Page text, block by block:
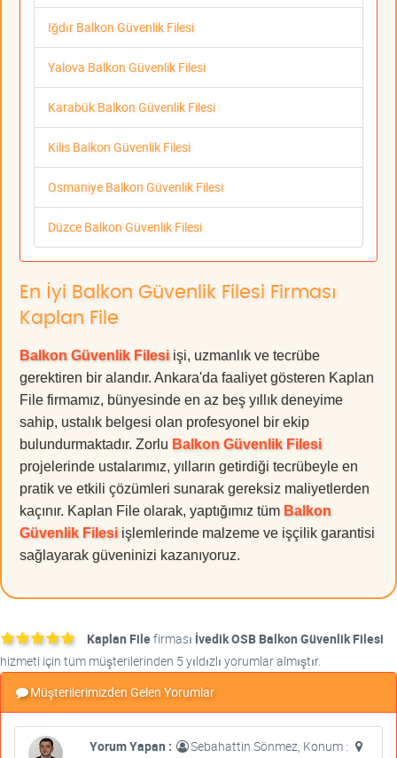
Iğdır Balkon Güvenlik Filesi
Yalova Balkon Güvenlik Filesi
Karabük Balkon Güvenlik Filesi
Kilis Balkon Güvenlik Filesi
Osmaniye Balkon Güvenlik Filesi
Düzce Balkon Güvenlik Filesi
En İyi Balkon Güvenlik Filesi Firması
Kaplan File
Balkon Güvenlik Filesi işi, uzmanlık ve tecrübe
gerektiren bir alandır. Ankara'da faaliyet gösteren Kaplan
File firmamız, bünyesinde en az beş yıllık deneyime
sahip, ustalık belgesi olan profesyonel bir ekip
bulundurmaktadır. Zorlu Balkon Güvenlik Filesi
projelerinde ustalarımız, yılların getirdiği tecrübeyle en
pratik ve etkili çözümleri sunarak gereksiz maliyetlerden
kaçınır. Kaplan File olarak, yaptığımız tüm Balkon
Güvenlik Filesi işlemlerinde malzeme ve işçilik garantisi
sağlayarak güveninizi kazanıyoruz.
Kaplan Filefirması İvedik OSB Balkon Güvenlik Filesi
hizmeti için tüm müşterilerinden 5 yıldızlı yorumlar almıştır.
Müşterilerimizden Gelen Yorumlar
Yorum Yapan :
Sebahattin Sönmez, Konum :